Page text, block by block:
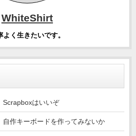
WhiteShirt
よく生きたいです。
Scrapboxはいいぞ
自作キーボードを作ってみないか